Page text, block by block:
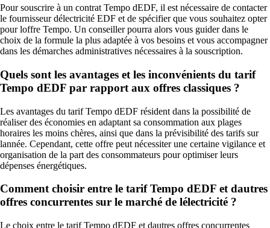
Pour souscrire à un contrat Tempo dEDF, il est nécessaire de contacter
le fournisseur délectricité EDF et de spécifier que vous souhaitez opter
pour loffre Tempo. Un conseiller pourra alors vous guider dans le
choix de la formule la plus adaptée à vos besoins et vous accompagner
dans les démarches administratives nécessaires à la souscription.
Quels sont les avantages et les inconvénients du tarif
Tempo dEDF par rapport aux offres classiques ?
Les avantages du tarif Tempo dEDF résident dans la possibilité de
réaliser des économies en adaptant sa consommation aux plages
horaires les moins chères, ainsi que dans la prévisibilité des tarifs sur
lannée. Cependant, cette offre peut nécessiter une certaine vigilance et
organisation de la part des consommateurs pour optimiser leurs
dépenses énergétiques.
Comment choisir entre le tarif Tempo dEDF et dautres
offres concurrentes sur le marché de lélectricité ?
Le choix entre le tarif Tempo dEDF et dautres offres concurrentes